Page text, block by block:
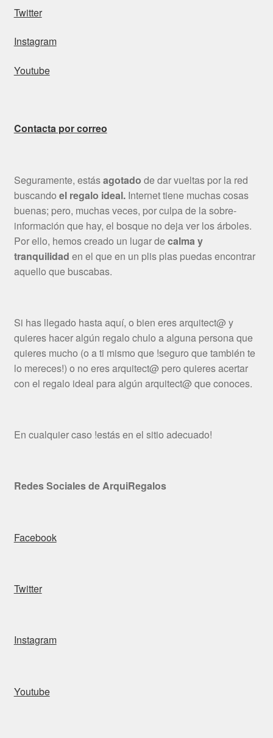
Twitter
Instagram
Youtube
Contacta por correo
Seguramente, estásagotado de dar vueltas por la red
buscando el regalo ideal.Internet tiene muchas cosas
buenas; pero, muchas veces, por culpa de la sobre-
información que hay, el bosque no deja ver los árboles.
Por ello, hemos creado un lugar decalma y
tranquilidad en el que en un plis plas puedas encontrar
aquello que buscabas.
Si has llegado hasta aquí, o bien eres arquitect@ y
quieres hacer algún regalo chulo a alguna persona que
quieres mucho (o a ti mismo que !seguro que también te
lo mereces!) o no eres arquitect@ pero quieres acertar
con el regalo ideal para algún arquitect@ que conoces.
En cualquier caso !estás en el sitio adecuado!
Redes Sociales de ArquiRegalos
Facebook
Twitter
Instagram
Youtube